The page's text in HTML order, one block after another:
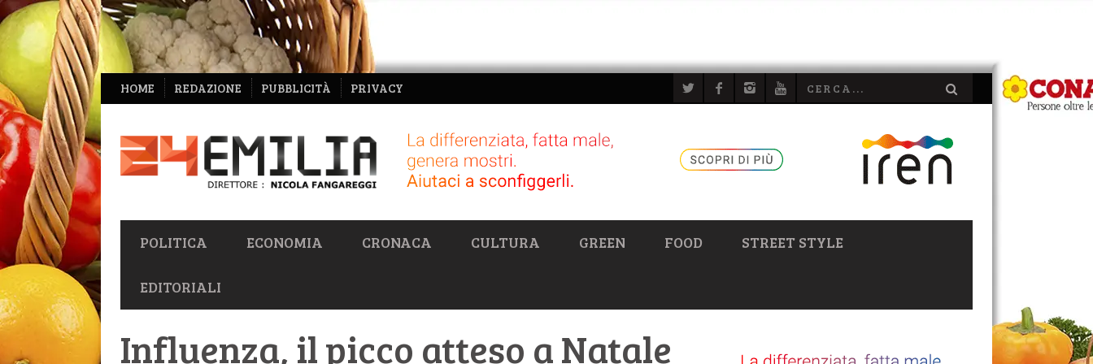
NAVIGAZIONE
SECONDARIA
HOME REDAZIONE PUBBLICITÀ PRIVACY
NAVIGAZIONE
PRIMARIA
POLITICA ECONOMIA CRONACA CULTURA GREEN FOOD STREET STYLE
EDITORIALI
Influenza, il picco atteso a Natale